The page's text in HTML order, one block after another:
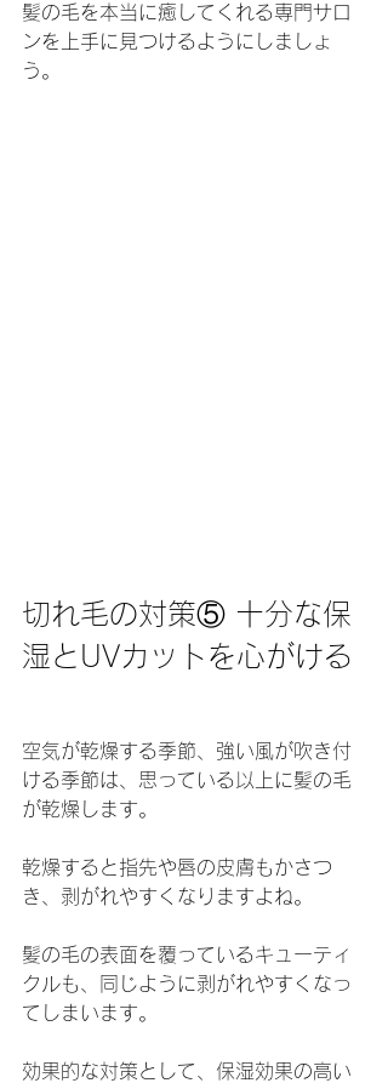
髪の毛を本当に癒してくれる専門サロ
ンを上手に見つけるようにしましょ
う。
切れ毛の対策⑤ 十分な保
湿とUVカットを心がける
空気が乾燥する季節、強い風が吹き付
ける季節は、思っている以上に髪の毛
が乾燥します。
乾燥すると指先や唇の皮膚もかさつ
き、剥がれやすくなりますよね。
髪の毛の表面を覆っているキューティ
クルも、同じように剥がれやすくなっ
てしまいます。
効果的な対策として、保湿効果の高い